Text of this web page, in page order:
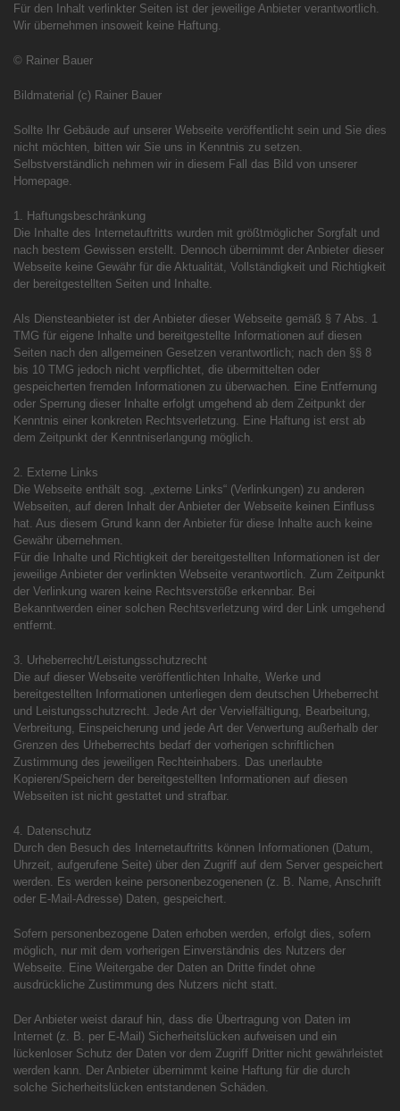
Für den Inhalt verlinkter Seiten ist der jeweilige Anbieter verantwortlich.
Wir übernehmen insoweit keine Haftung.
© Rainer Bauer
Bildmaterial (c) Rainer Bauer
Sollte Ihr Gebäude auf unserer Webseite veröffentlicht sein und Sie dies
nicht möchten, bitten wir Sie uns in Kenntnis zu setzen.
Selbstverständlich nehmen wir in diesem Fall das Bild von unserer
Homepage.
1. Haftungsbeschränkung
Die Inhalte des Internetauftritts wurden mit größtmöglicher Sorgfalt und
nach bestem Gewissen erstellt. Dennoch übernimmt der Anbieter dieser
Webseite keine Gewähr für die Aktualität, Vollständigkeit und Richtigkeit
der bereitgestellten Seiten und Inhalte.
Als Diensteanbieter ist der Anbieter dieser Webseite gemäß § 7 Abs. 1
TMG für eigene Inhalte und bereitgestellte Informationen auf diesen
Seiten nach den allgemeinen Gesetzen verantwortlich; nach den §§ 8
bis 10 TMG jedoch nicht verpflichtet, die übermittelten oder
gespeicherten fremden Informationen zu überwachen. Eine Entfernung
oder Sperrung dieser Inhalte erfolgt umgehend ab dem Zeitpunkt der
Kenntnis einer konkreten Rechtsverletzung. Eine Haftung ist erst ab
dem Zeitpunkt der Kenntniserlangung möglich.
2. Externe Links
Die Webseite enthält sog. „externe Links“ (Verlinkungen) zu anderen
Webseiten, auf deren Inhalt der Anbieter der Webseite keinen Einfluss
hat. Aus diesem Grund kann der Anbieter für diese Inhalte auch keine
Gewähr übernehmen.
Für die Inhalte und Richtigkeit der bereitgestellten Informationen ist der
jeweilige Anbieter der verlinkten Webseite verantwortlich. Zum Zeitpunkt
der Verlinkung waren keine Rechtsverstöße erkennbar. Bei
Bekanntwerden einer solchen Rechtsverletzung wird der Link umgehend
entfernt.
3. Urheberrecht/Leistungsschutzrecht
Die auf dieser Webseite veröffentlichten Inhalte, Werke und
bereitgestellten Informationen unterliegen dem deutschen Urheberrecht
und Leistungsschutzrecht. Jede Art der Vervielfältigung, Bearbeitung,
Verbreitung, Einspeicherung und jede Art der Verwertung außerhalb der
Grenzen des Urheberrechts bedarf der vorherigen schriftlichen
Zustimmung des jeweiligen Rechteinhabers. Das unerlaubte
Kopieren/Speichern der bereitgestellten Informationen auf diesen
Webseiten ist nicht gestattet und strafbar.
4. Datenschutz
Durch den Besuch des Internetauftritts können Informationen (Datum,
Uhrzeit, aufgerufene Seite) über den Zugriff auf dem Server gespeichert
werden. Es werden keine personenbezogenenen (z. B. Name, Anschrift
oder E-Mail-Adresse) Daten, gespeichert.
Sofern personenbezogene Daten erhoben werden, erfolgt dies, sofern
möglich, nur mit dem vorherigen Einverständnis des Nutzers der
Webseite. Eine Weitergabe der Daten an Dritte findet ohne
ausdrückliche Zustimmung des Nutzers nicht statt.
Der Anbieter weist darauf hin, dass die Übertragung von Daten im
Internet (z. B. per E-Mail) Sicherheitslücken aufweisen und ein
lückenloser Schutz der Daten vor dem Zugriff Dritter nicht gewährleistet
werden kann. Der Anbieter übernimmt keine Haftung für die durch
solche Sicherheitslücken entstandenen Schäden.